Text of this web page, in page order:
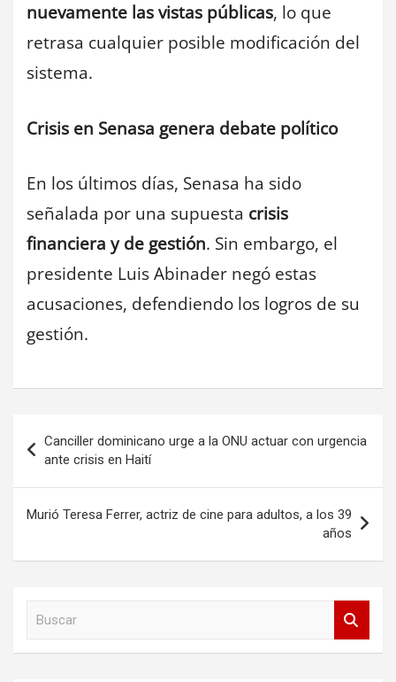
nuevamente las vistas públicas, lo que
retrasa cualquier posible modificación del
sistema.
Crisis en Senasa genera debate político
En los últimos días, Senasa ha sido
señalada por una supuesta crisis
financiera y de gestión. Sin embargo, el
presidente Luis Abinader negó estas
acusaciones, defendiendo los logros de su
gestión.
Navegación
de
entradas
Canciller dominicano urge a la ONU actuar con urgencia
ante crisis en Haití
Murió Teresa Ferrer, actriz de cine para adultos, a los 39
años